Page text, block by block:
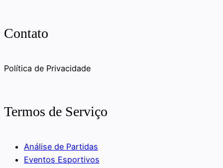
Contato
Política de Privacidade
Termos de Serviço
Análise de Partidas
Eventos Esportivos